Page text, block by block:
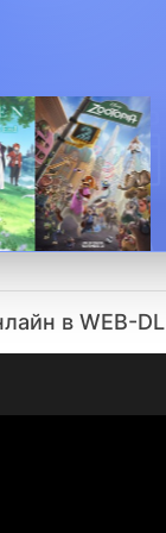
в WEB-DL